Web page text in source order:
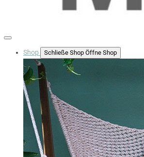
Shop Schließe Shop Öffne Shop